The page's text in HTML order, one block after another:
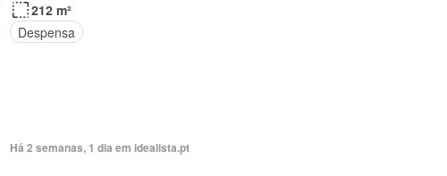
212 m²
Despensa
Há 2 semanas, 1 dia em idealista.pt